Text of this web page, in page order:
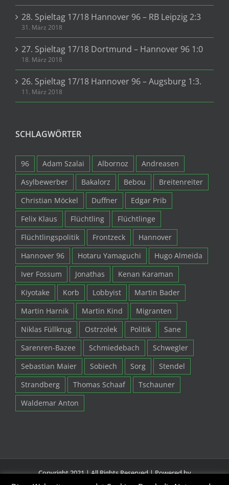
28. Spieltag 17/18 Hannover 96 – RB Leipzig 2:3
31. März 2018
27. Spieltag 17/18 Dortmund – Hannover 96 1:0
18. März 2018
26. Spieltag 17/18 Hannover 96 – Augsburg 1:3.
11. März 2018
SCHLAGWÖRTER
96 Adam Szalai Albornoz
Andreasen
Asylbewerber
Bakalorz Bebou
Breitenreiter
Christian Möckel
Duffner
Edgar Prib
Felix Klaus
Flüchtling
Flüchtlinge
Flüchtlingspolitik
Frontzeck
Hannover
Hannover 96
Hotaru Yamaguchi
Hugo Almeida
Iver Fossum
Jonathas
Kenan Karaman
Kiyotake
Korb Lobbyist
Martin Bader
Martin Harnik
Martin Kind
Migranten
Niklas Füllkrug
Ostrzolek Politik
Sane
Sarenren-Bazee
Schmiedebach
Schwegler
Sebastian Maier
Sobiech Sorg
Stendel
Strandberg
Thomas Schaaf
Tschauner
Waldemar Anton
Copyright 2021 | All Rights Reserved | Powered by
www.lockstaedt.de|